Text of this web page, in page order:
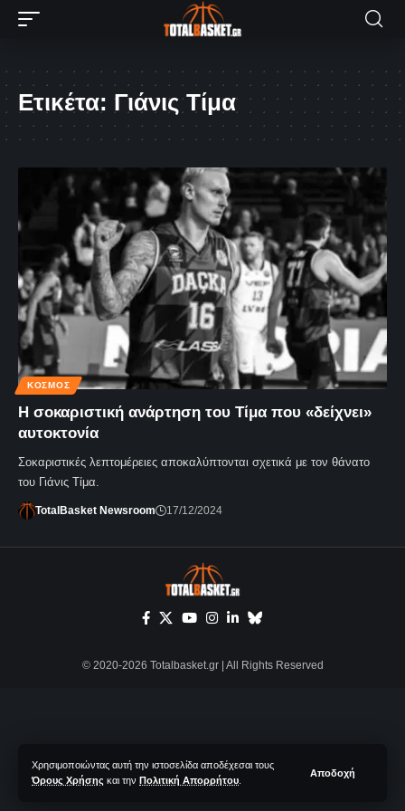
Χρησιμοποιώντας αυτή την ιστοσελίδα αποδέχεσαι τους
Όρους Χρήσης και την Πολιτική Απορρήτου
Αποδοχή
Ετικέτα: Γιάνις Τίμα
ΚΌΣΜΟΣ
Η σοκαριστική ανάρτηση του Τίμα που «δείχνει»
αυτοκτονία
Σοκαριστικές λεπτομέρειες αποκαλύπτονται σχετικά με τον θάνατο
του Γιάνις Τίμα.
TotalBasket Newsroom 17/12/2024
© 2020-2026 Totalbasket.gr | All Rights Reserved